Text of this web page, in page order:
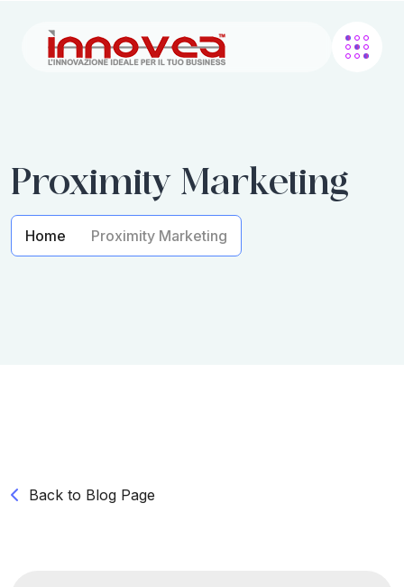
Proximity Marketing
Home Proximity Marketing
Back to Blog Page